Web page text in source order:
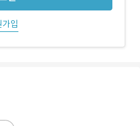
가입